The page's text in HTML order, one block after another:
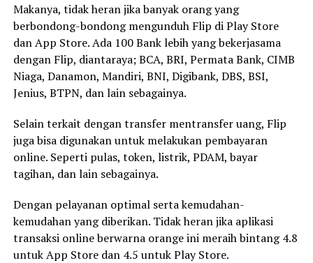
Makanya, tidak heran jika banyak orang yang
berbondong-bondong mengunduh Flip di Play Store
dan App Store. Ada 100 Bank lebih yang bekerjasama
dengan Flip, diantaraya; BCA, BRI, Permata Bank, CIMB
Niaga, Danamon, Mandiri, BNI, Digibank, DBS, BSI,
Jenius, BTPN, dan lain sebagainya.
Selain terkait dengan transfer mentransfer uang, Flip
juga bisa digunakan untuk melakukan pembayaran
online. Seperti pulas, token, listrik, PDAM, bayar
tagihan, dan lain sebagainya.
Dengan pelayanan optimal serta kemudahan-
kemudahan yang diberikan. Tidak heran jika aplikasi
transaksi online berwarna orange ini meraih bintang 4.8
untuk App Store dan 4.5 untuk Play Store.